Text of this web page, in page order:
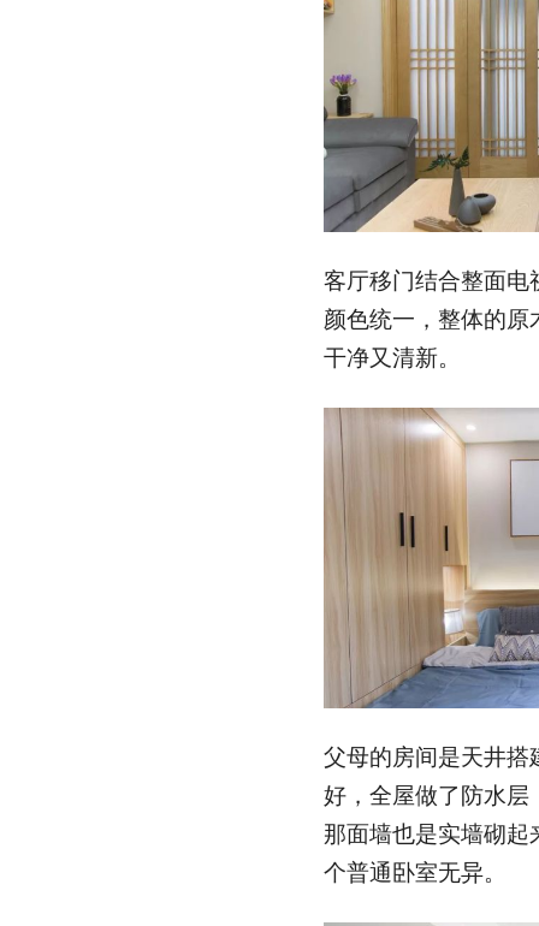
客厅移门结合整面电
颜色统一，整体的
干净又清新。
父母的房间是天井搭
好，全屋做了防水层
那面墙也是实墙砌
个普通卧室无异。